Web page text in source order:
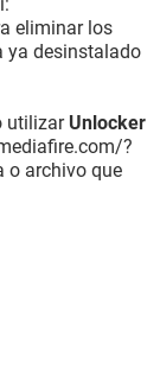
eliminar los
ya desinstalado
utilizar Unlocker
?
o archivo que